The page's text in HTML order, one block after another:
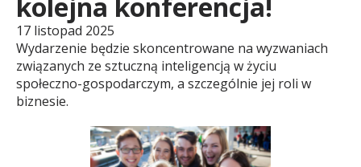
o
z
17 listopad 2025
Wydarzenie będzie skoncentrowane na wyzwaniach
związanych ze sztuczną inteligencją w życiu
społeczno-gospodarczym, a szczególnie jej roli w
biznesie.